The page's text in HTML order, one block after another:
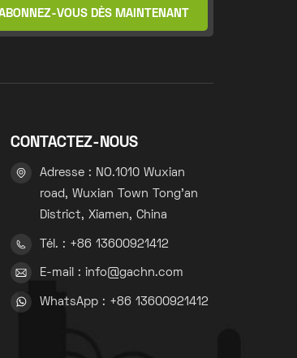
CONTACTEZ-NOUS
Adresse : NO.1010 Wuxian
road, Wuxian Town Tong'an
District, Xiamen, China
Tél. : +86 13600921412
E-mail : info@gachn.com
WhatsApp : +86 13600921412